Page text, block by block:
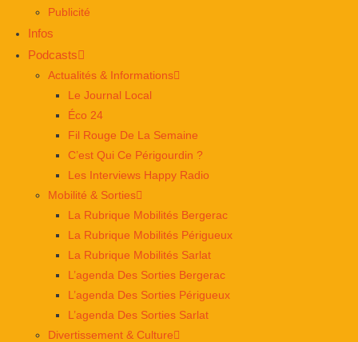
Publicité
Infos
Podcasts
Actualités & Informations
Le Journal Local
Éco 24
Fil Rouge De La Semaine
C’est Qui Ce Périgourdin ?
Les Interviews Happy Radio
Mobilité & Sorties
La Rubrique Mobilités Bergerac
La Rubrique Mobilités Périgueux
La Rubrique Mobilités Sarlat
L’agenda Des Sorties Bergerac
L’agenda Des Sorties Périgueux
L’agenda Des Sorties Sarlat
Divertissement & Culture